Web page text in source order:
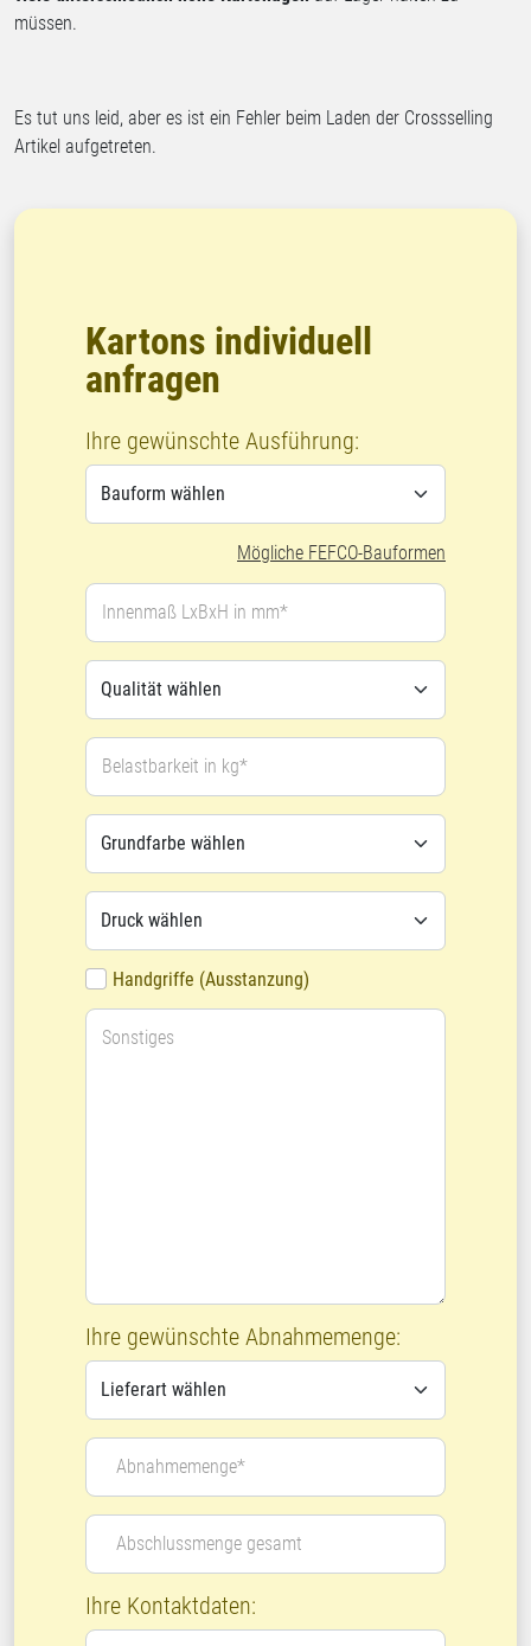
müssen.
Es tut uns leid, aber es ist ein Fehler beim Laden der Crossselling
Artikel aufgetreten.
Kartons individuell
anfragen
Ihre gewünschte Ausführung:
Mögliche FEFCO-Bauformen
Innenmaß LxBxH in mm*
Belastbarkeit in kg*
Handgriffe (Ausstanzung)
Sonstiges
Ihre gewünschte Abnahmemenge:
Abnahmemenge*
Abschlussmenge gesamt
Ihre Kontaktdaten: